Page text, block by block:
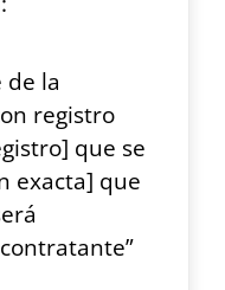
la
registro
que se
exacta] que